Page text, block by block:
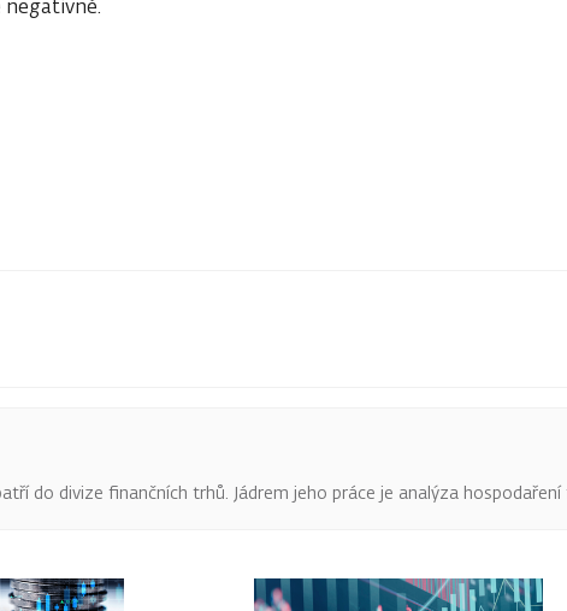
do divize finančních trhů. Jádrem jeho práce je analýza